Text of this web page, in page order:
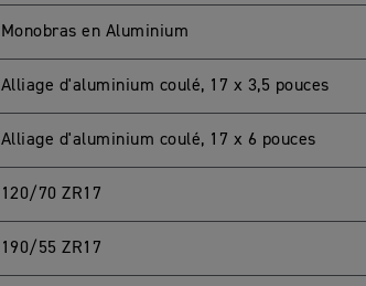
Monobras en Aluminium
Alliage d'aluminium coulé, 17 x 3,5 pouces
Alliage d'aluminium coulé, 17 x 6 pouces
120/70 ZR17
190/55 ZR17